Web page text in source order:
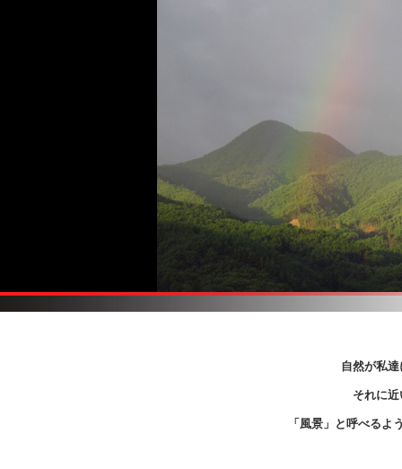
自然が私
それに
「風景」と呼べるよ